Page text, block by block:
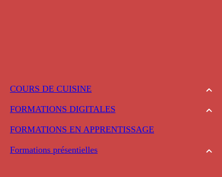
COURS DE CUISINE
FORMATIONS DIGITALES
FORMATIONS EN APPRENTISSAGE
Formations présentielles